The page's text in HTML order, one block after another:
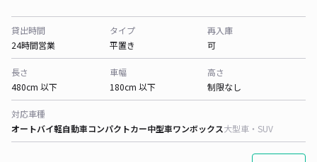
貸出時間
24時間営業
タイプ
平置き
再入庫
可
長さ
480cm 以下
車幅
180cm 以下
高さ
制限なし
対応車種
オートバイ軽自動車コンパクトカー中型車ワンボックス大型車・SUV